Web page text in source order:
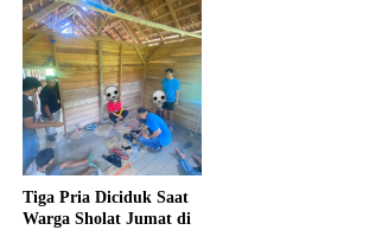
Tiga Pria Diciduk Saat
Warga Sholat Jumat di